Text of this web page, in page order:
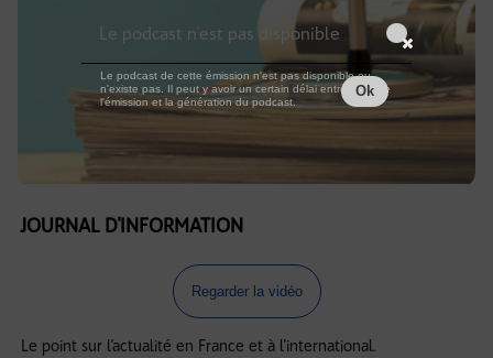
JOURNAL D'INFORMATION
Regarder la vidéo
Le point sur l’actualité en France et à l’international.
Le podcast n'est pas disponible
Le podcast de cette émission n'est pas disponible ou
n'existe pas. Il peut y avoir un certain délai entre la fin de
l'émission et la génération du podcast.
Ok